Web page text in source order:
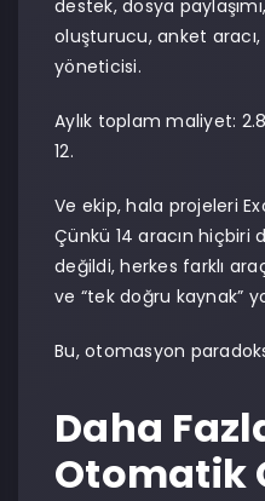
destek, dosya
oluşturucu, anket
yöneticisi.
Aylık toplam maliyet:
12.
Ve ekip, hala projeleri
Çünkü 14 aracın
değildi, herkes farklı
ve “tek doğru kaynak”
Bu, otomasyon
Daha
Otomatik